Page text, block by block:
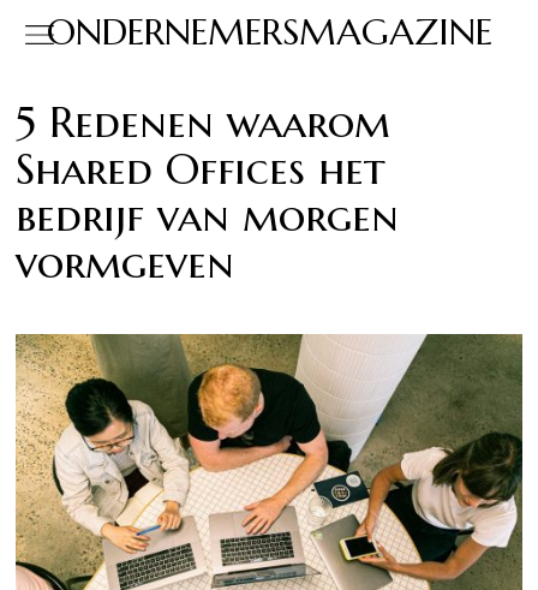
ONDERNEMERSMAGAZINE
5 Redenen waarom
Shared Offices het
bedrijf van morgen
vormgeven